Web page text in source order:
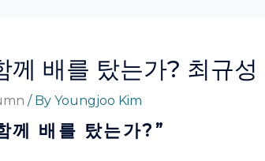
께 배를 탔는가? 최규성
/ By Youngjoo Kim
께 배를 탔는가?”